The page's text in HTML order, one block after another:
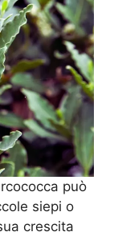
può
siepi o
crescita